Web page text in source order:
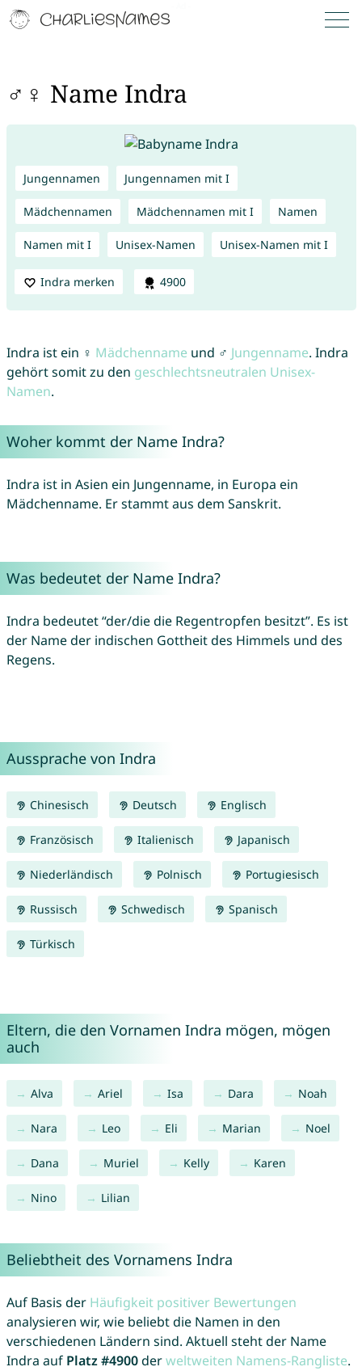
♂♀ Name Indra
Jungennamen Jungennamen mit I
Mädchennamen Mädchennamen mit I Namen
Namen mit I Unisex-Namen Unisex-Namen mit I
Indra merken 4900
Indra ist ein ♀ Mädchenname und ♂ Jungenname. Indra
gehört somit zu den geschlechtsneutralen Unisex-
Namen.
Woher kommt der Name Indra?
Indra ist in Asien ein Jungenname, in Europa ein
Mädchenname. Er stammt aus dem Sanskrit.
Was bedeutet der Name Indra?
Indra bedeutet “der/die die Regentropfen besitzt”. Es ist
der Name der indischen Gottheit des Himmels und des
Regens.
Aussprache von Indra
Chinesisch Deutsch Englisch
Französisch Italienisch Japanisch
Niederländisch Polnisch Portugiesisch
Russisch Schwedisch Spanisch
Türkisch
Eltern, die den Vornamen Indra mögen, mögen
auch
Alva Ariel Isa Dara Noah
Nara Leo Eli Marian Noel
Dana Muriel Kelly Karen
Nino Lilian
Beliebtheit des Vornamens Indra
Auf Basis der Häufigkeit positiver Bewertungen
analysieren wir, wie beliebt die Namen in den
verschiedenen Ländern sind. Aktuell steht der Name
Indra auf Platz #4900derweltweiten Namens-Rangliste.